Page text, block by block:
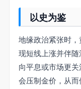
以史为鉴
地缘政治紧张时
现短线上涨并伴
向平息或市场更
会压制金价，从而